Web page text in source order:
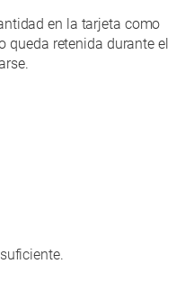
en la tarjeta como
queda retenida durante el